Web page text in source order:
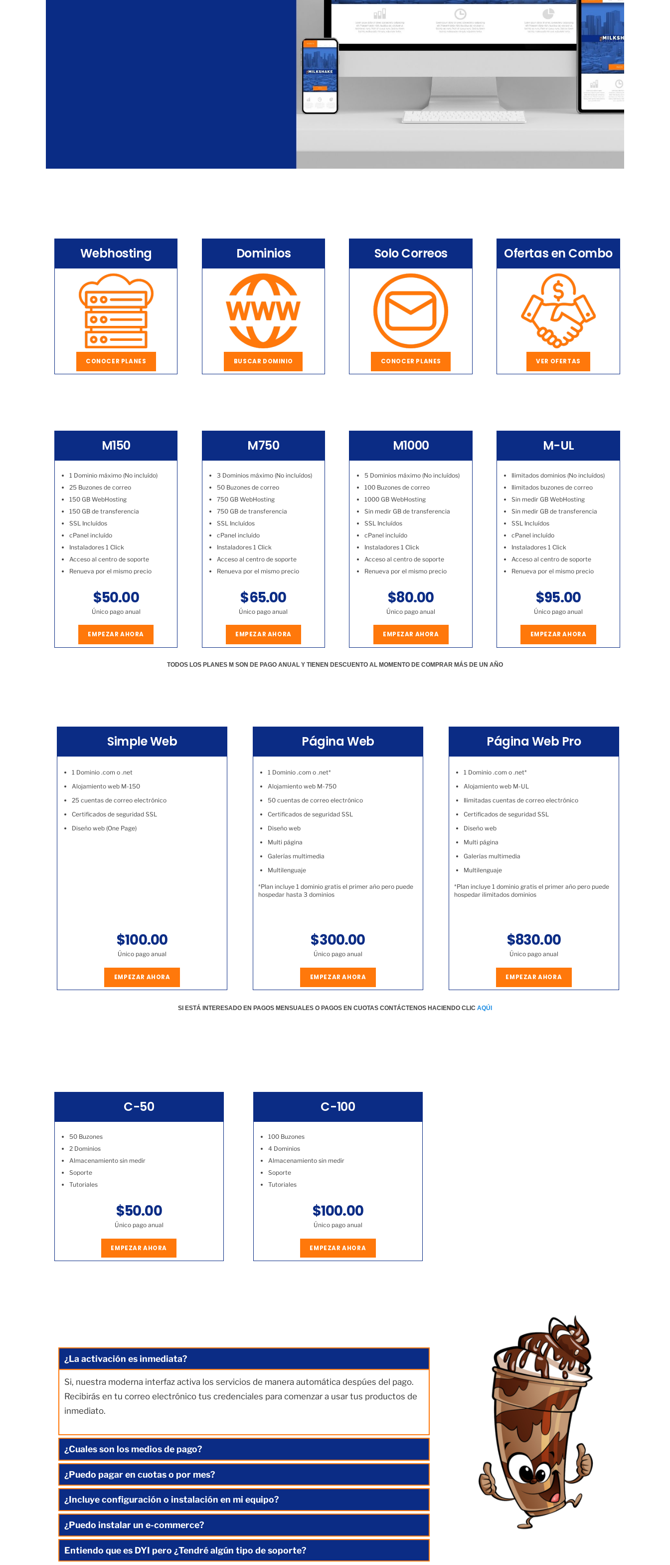
Webhosting
CONOCER PLANES
Dominios
BUSCAR DOMINIO
Solo Correos
CONOCER PLANES
Ofertas en Combo
VER OFERTAS
M150
1 Dominio máximo (No incluído)
25 Buzones de correo
150 GB WebHosting
150 GB de transferencia
SSL Incluídos
cPanel incluído
Instaladores 1 Click
Acceso al centro de soporte
Renueva por el mismo precio
$50.00
Único pago anual
EMPEZAR AHORA
M750
3 Dominios máximo (No incluídos)
50 Buzones de correo
750 GB WebHosting
750 GB de transferencia
SSL Incluídos
cPanel incluído
Instaladores 1 Click
Acceso al centro de soporte
Renueva por el mismo precio
$65.00
Único pago anual
EMPEZAR AHORA
M1000
5 Dominios máximo (No incluídos)
100 Buzones de correo
1000 GB WebHosting
Sin medir GB de transferencia
SSL Incluídos
cPanel incluído
Instaladores 1 Click
Acceso al centro de soporte
Renueva por el mismo precio
$80.00
Único pago anual
EMPEZAR AHORA
M-UL
Ilimitados dominios (No incluídos)
Ilimitados buzones de correo
Sin medir GB WebHosting
Sin medir GB de transferencia
SSL Incluídos
cPanel incluído
Instaladores 1 Click
Acceso al centro de soporte
Renueva por el mismo precio
$95.00
Único pago anual
EMPEZAR AHORA
TODOS LOS PLANES M SON DE PAGO ANUAL Y TIENEN DESCUENTO AL MOMENTO DE COMPRAR MÁS DE UN AÑO
Simple Web
1 Dominio .com o .net
Alojamiento web M-150
25 cuentas de correo electrónico
Certificados de seguridad SSL
Diseño web (One Page)
$100.00
Único pago anual
EMPEZAR AHORA
Página Web
1 Dominio .com o .net*
Alojamiento web M-750
50 cuentas de correo electrónico
Certificados de seguridad SSL
Diseño web
Multi página
Galerías multimedia
Multilenguaje
*Plan incluye 1 dominio gratis el primer año pero puede
hospedar hasta 3 dominios
$300.00
Único pago anual
EMPEZAR AHORA
Página Web Pro
1 Dominio .com o .net*
Alojamiento web M-UL
Ilimitadas cuentas de correo electrónico
Certificados de seguridad SSL
Diseño web
Multi página
Galerías multimedia
Multilenguaje
*Plan incluye 1 dominio gratis el primer año pero puede
hospedar ilimitados dominios
$830.00
Único pago anual
EMPEZAR AHORA
SI ESTÁ INTERESADO EN PAGOS MENSUALES O PAGOS EN CUOTAS CONTÁCTENOS HACIENDO CLIC AQÚI
C-50
50 Buzones
2 Dominios
Almacenamiento sin medir
Soporte
Tutoriales
$50.00
Único pago anual
EMPEZAR AHORA
C-100
100 Buzones
4 Dominios
Almacenamiento sin medir
Soporte
Tutoriales
$100.00
Único pago anual
EMPEZAR AHORA
¿La activación es inmediata?
Si, nuestra moderna interfaz activa los servicios de manera automática despúes del pago.
Recibirás en tu correo electrónico tus credenciales para comenzar a usar tus productos de
inmediato.
¿Cuales son los medios de pago?
¿Puedo pagar en cuotas o por mes?
¿Incluye configuración o instalación en mi equipo?
¿Puedo instalar un e-commerce?
Entiendo que es DYI pero ¿Tendré algún tipo de soporte?